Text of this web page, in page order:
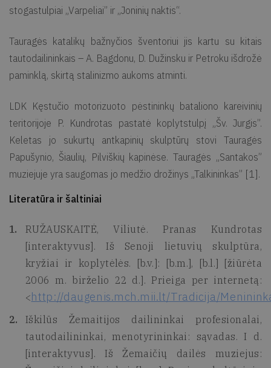
stogastulpiai „Varpeliai” ir „Joninių naktis“.
Tauragės katalikų bažnyčios šventoriui jis kartu su kitais
tautodailininkais – A. Bagdonu, D. Dužinsku ir Petroku išdrožė
paminklą, skirtą stalinizmo aukoms atminti.
LDK Kęstučio motorizuoto pėstininkų bataliono kareivinių
teritorijoje P. Kundrotas pastatė koplytstulpį „Šv. Jurgis”.
Keletas jo sukurtų antkapinių skulptūrų stovi Tauragės
Papušynio, Šiaulių, Pilviškių kapinėse. Tauragės „Santakos”
muziejuje yra saugomas jo medžio drožinys „Talkininkas” [1].
Literatūra ir šaltiniai
RUŽAUSKAITĖ, Viliutė. Pranas Kundrotas
[interaktyvus]. Iš Senoji lietuvių skulptūra,
kryžiai ir koplytėlės. [b.v.]: [b.m.], [b.l.] [žiūrėta
2006 m. birželio 22 d.]. Prieiga per internetą:
<http://daugenis.mch.mii.lt/Tradicija/
Iškilūs Žemaitijos dailininkai profesionalai,
tautodailininkai, menotyrininkai: sąvadas. I d.
[interaktyvus]. Iš Žemaičių dailės muziejus: